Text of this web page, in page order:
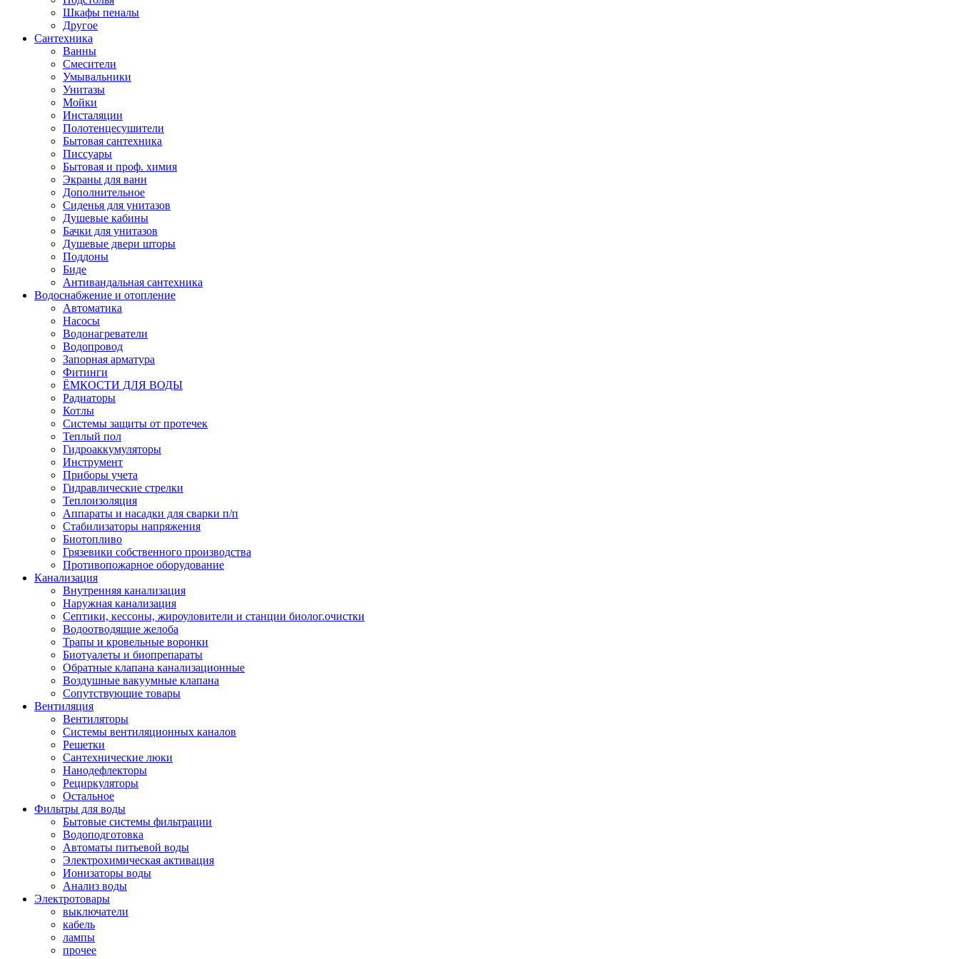
Шкафы пеналы
Другое
Сантехника
Ванны
Смесители
Умывальники
Унитазы
Мойки
Инсталяции
Полотенцесушители
Бытовая сантехника
Писсуары
Бытовая и проф. химия
Экраны для ванн
Дополнительное
Сиденья для унитазов
Душевые кабины
Бачки для унитазов
Душевые двери шторы
Поддоны
Биде
Антивандальная сантехника
Водоснабжение и отопление
Автоматика
Насосы
Водонагреватели
Водопровод
Запорная арматура
Фитинги
ЁМКОСТИ ДЛЯ ВОДЫ
Радиаторы
Котлы
Системы защиты от протечек
Теплый пол
Гидроаккумуляторы
Инструмент
Приборы учета
Гидравлические стрелки
Теплоизоляция
Аппараты и насадки для сварки п/п
Стабилизаторы напряжения
Биотопливо
Грязевики собственного производства
Противопожарное оборудование
Канализация
Внутренняя канализация
Наружная канализация
Септики, кессоны, жироуловители и станции биолог.очистки
Водоотводящие желоба
Трапы и кровельные воронки
Биотуалеты и биопрепараты
Обратные клапана канализационные
Воздушные вакуумные клапана
Сопутствующие товары
Вентиляция
Вентиляторы
Системы вентиляционных каналов
Решетки
Сантехнические люки
Нанодефлекторы
Рециркуляторы
Остальное
Фильтры для воды
Бытовые системы фильтрации
Водоподготовка
Автоматы питьевой воды
Электрохимическая активация
Ионизаторы воды
Анализ воды
Электротовары
выключатели
кабель
лампы
прочее